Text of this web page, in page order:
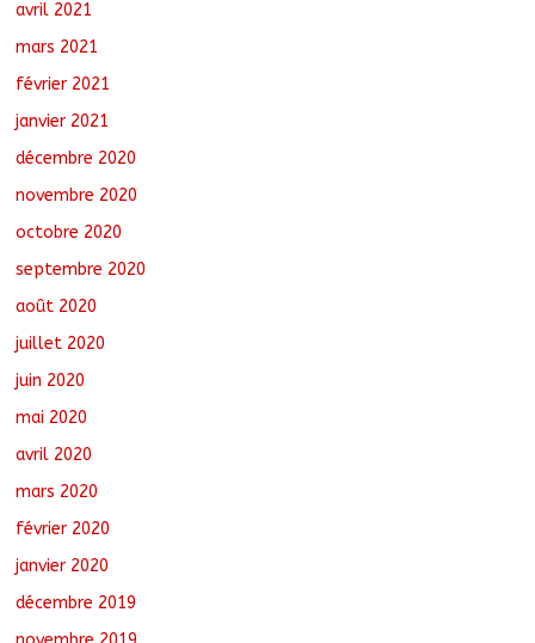
avril 2021
mars 2021
février 2021
janvier 2021
décembre 2020
novembre 2020
octobre 2020
septembre 2020
août 2020
juillet 2020
juin 2020
mai 2020
avril 2020
mars 2020
février 2020
janvier 2020
décembre 2019